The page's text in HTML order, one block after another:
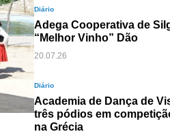
Diário
Adega Cooperativa de
“Melhor Vinho” Dão
20.07.26
Diário
Academia de Dança de
três pódios em
na Grécia